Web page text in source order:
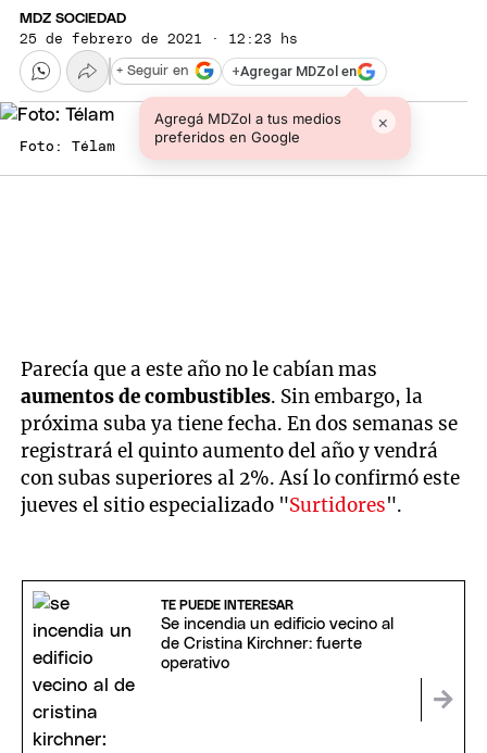
MDZ SOCIEDAD
25 de febrero de 2021 · 12:23 hs
+Agregar MDZol en
Agregá MDZol a tus medios
preferidos en Google
×
+ Seguir en
Foto: Télam
Parecía que a este año no le cabían mas
aumentos de combustibles. Sin embargo, la
próxima suba ya tiene fecha. En dos semanas se
registrará el quinto aumento del año y vendrá
con subas superiores al 2%. Así lo confirmó este
jueves el sitio especializado "Surtidores".
TE PUEDE INTERESAR
Se incendia un edificio vecino al
de Cristina Kirchner: fuerte
operativo